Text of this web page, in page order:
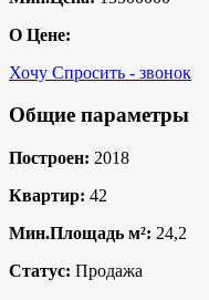
О Цене:
Хочу Спросить - звонок
Общие параметры
Построен: 2018
Квартир: 42
Мин.Площадь м²: 24,2
Статус: Продажа